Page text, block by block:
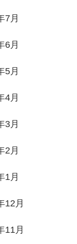
7月
6月
5月
4月
3月
2月
1月
12月
11月